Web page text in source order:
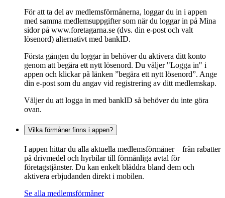
För att ta del av medlemsförmånerna, loggar du in i appen
med samma medlemsuppgifter som när du loggar in på Mina
sidor på www.foretagarna.se (dvs. din e-post och valt
lösenord) alternativt med bankID.
Första gången du loggar in behöver du aktivera ditt konto
genom att begära ett nytt lösenord. Du väljer "Logga in" i
appen och klickar på länken ”begära ett nytt lösenord”. Ange
din e-post som du angav vid registrering av ditt medlemskap.
Väljer du att logga in med bankID så behöver du inte göra
ovan.
Vilka förmåner finns i appen?
I appen hittar du alla aktuella medlemsförmåner – från rabatter
på drivmedel och hyrbilar till förmånliga avtal för
företagstjänster. Du kan enkelt bläddra bland dem och
aktivera erbjudanden direkt i mobilen.
Se alla medlemsförmåner